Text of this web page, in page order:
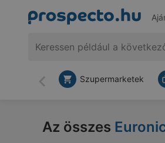
Vissza
Szupermarketek
Az összes